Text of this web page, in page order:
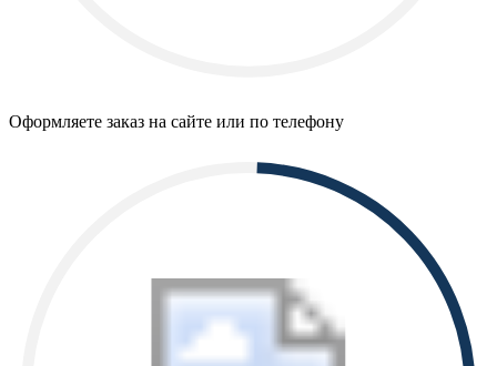
Оформляете заказ на сайте или по телефону